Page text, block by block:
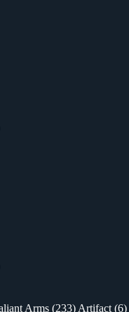
Arms (233) Artifact (6)